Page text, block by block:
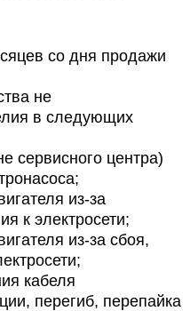
со дня продажи
не
в следующих
сервисного центра)
из-за
к электросети;
из-за сбоя,
кабеля
перегиб, перепайка